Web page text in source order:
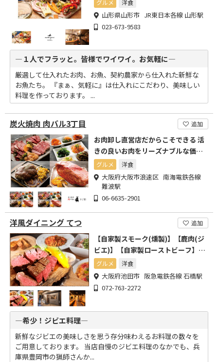
グルメ 洋食
山形県山形市 JR東日本各線 山形駅
023-673-9583
―１人でフラッと。皆様でワイワイ。お気軽に―
厳選して仕入れたお肉、お魚、契約農家から仕入れた新鮮な
お魚たち。 『まぁ、気軽に』は仕入れにこだわり、美味しい
料理を作っております。 ...
炭火焼肉 肉バル3丁目 追加
お肉卸し直営店だからこそできる 活
きの良いお肉をリーズナブルな価格
でご提供いたします!!
グルメ 洋食
大阪府大阪市浪速区 南海電鉄各線
難波駅
06-6635-2901
洋風ダイニング てつ 追加
【自家製スモーク(燻製)】【鹿肉(ジ
ビエ)】【自家製ローストビーフ】を
はじめとしたメニュー
グルメ 洋食
大阪府池田市 阪急電鉄各線 石橋駅
072-763-2272
―希少！ジビエ料理―
新鮮なジビエの美味しさを思う存分味わえるお料理の数々を
ご用意しております。 当店自慢のジビエ料理のなかでも、兵
庫県豊岡市の猟師さんか...